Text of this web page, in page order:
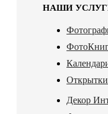
НАШИ
Открытки
Декор